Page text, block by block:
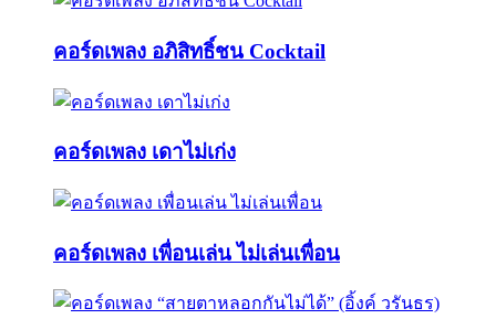
คอร์ดเพลง อภิสิทธิ์ชน Cocktail
คอร์ดเพลง เดาไม่เก่ง
คอร์ดเพลง เพื่อนเล่น ไม่เล่นเพื่อน